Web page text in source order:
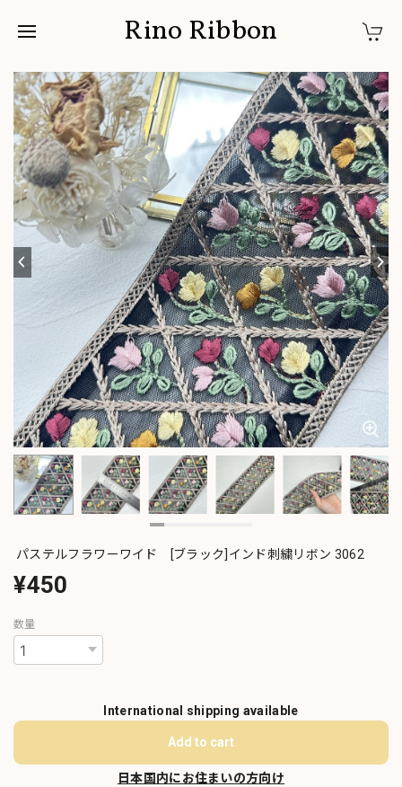
Rino Ribbon
パステルフラワーワイド [ブラック]インド刺繍リボン 3062
¥450
数量
International shipping available
Add to cart
日本国内にお住まいの方向け